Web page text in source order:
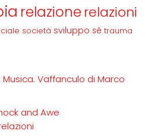
relazione relazioni
società sviluppo sè trauma
Musica. Vaffanculo di Marco
and Awe